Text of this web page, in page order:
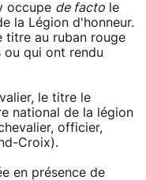
occupe de facto le
la Légion d'honneur.
titre au ruban rouge
ou qui ont rendu
le titre le
national de la légion
officier,
Croix).
en présence de